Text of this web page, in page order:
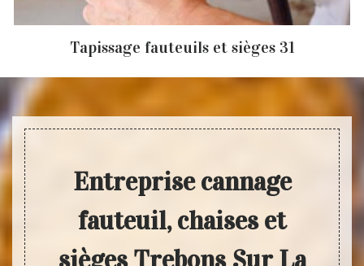
Tapissage fauteuils et sièges 31
Entreprise cannage
fauteuil, chaises et